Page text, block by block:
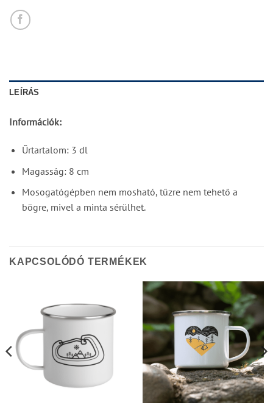
LEÍRÁS
Információk:
Űrtartalom: 3 dl
Magasság: 8 cm
Mosogatógépben nem mosható, tűzre nem tehető a
bögre, mivel a minta sérülhet.
KAPCSOLÓDÓ TERMÉKEK